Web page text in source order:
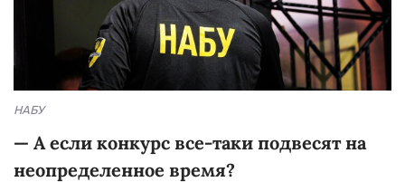
НАБУ
— А если конкурс все-таки подвесят на
неопределенное время?